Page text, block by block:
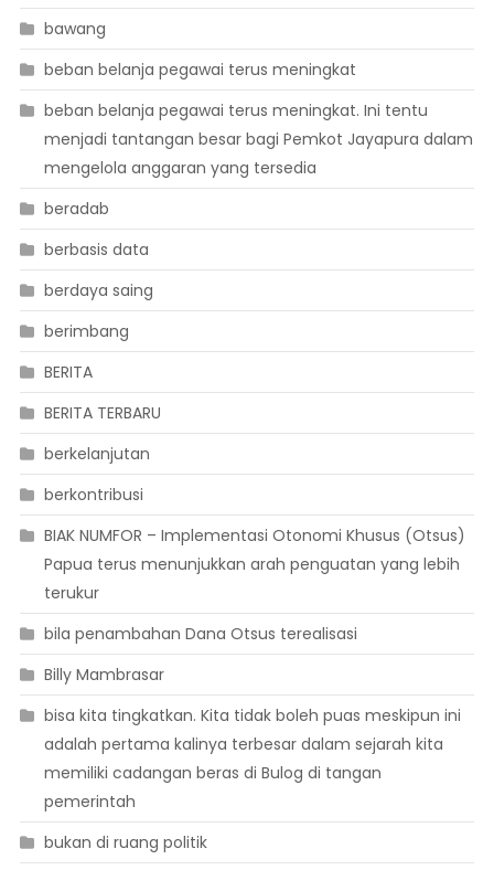
bawang
beban belanja pegawai terus meningkat
beban belanja pegawai terus meningkat. Ini tentu
menjadi tantangan besar bagi Pemkot Jayapura dalam
mengelola anggaran yang tersedia
beradab
berbasis data
berdaya saing
berimbang
BERITA
BERITA TERBARU
berkelanjutan
berkontribusi
BIAK NUMFOR – Implementasi Otonomi Khusus (Otsus)
Papua terus menunjukkan arah penguatan yang lebih
terukur
bila penambahan Dana Otsus terealisasi
Billy Mambrasar
bisa kita tingkatkan. Kita tidak boleh puas meskipun ini
adalah pertama kalinya terbesar dalam sejarah kita
memiliki cadangan beras di Bulog di tangan
pemerintah
bukan di ruang politik